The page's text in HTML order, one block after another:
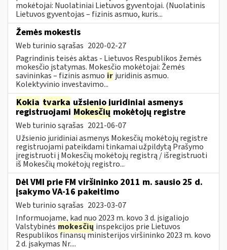
mokėtojai: Nuolatiniai Lietuvos gyventojai. (Nuolatinis
Lietuvos gyventojas – fizinis asmuo, kuris...
Žemės mokestis
Web turinio sąrašas 2020-02-27
Pagrindinis teisės aktas - Lietuvos Respublikos žemės
mokesčio įstatymas. Mokesčio mokėtojai: Žemės
savininkas – fizinis asmuo ir juridinis asmuo.
Kolektyvinio investavimo...
Kokia tvarka užsienio juridiniai asmenys
registruojami Mokesčių mokėtojų registre
Web turinio sąrašas 2021-06-07
Užsienio juridiniai asmenys Mokesčių mokėtojų registre
registruojami pateikdami tinkamai užpildytą Prašymo
įregistruoti į Mokesčių mokėtojų registrą / išregistruoti
iš Mokesčių mokėtojų registro...
Dėl VMI prie FM viršininko 2011 m. sausio 25 d.
įsakymo VA-16 pakeitimo
Web turinio sąrašas 2023-03-07
Informuojame, kad nuo 2023 m. kovo 3 d. įsigaliojo
Valstybinės mokesčių inspekcijos prie Lietuvos
Respublikos finansų ministerijos viršininko 2023 m. kovo
2 d. įsakymas Nr....